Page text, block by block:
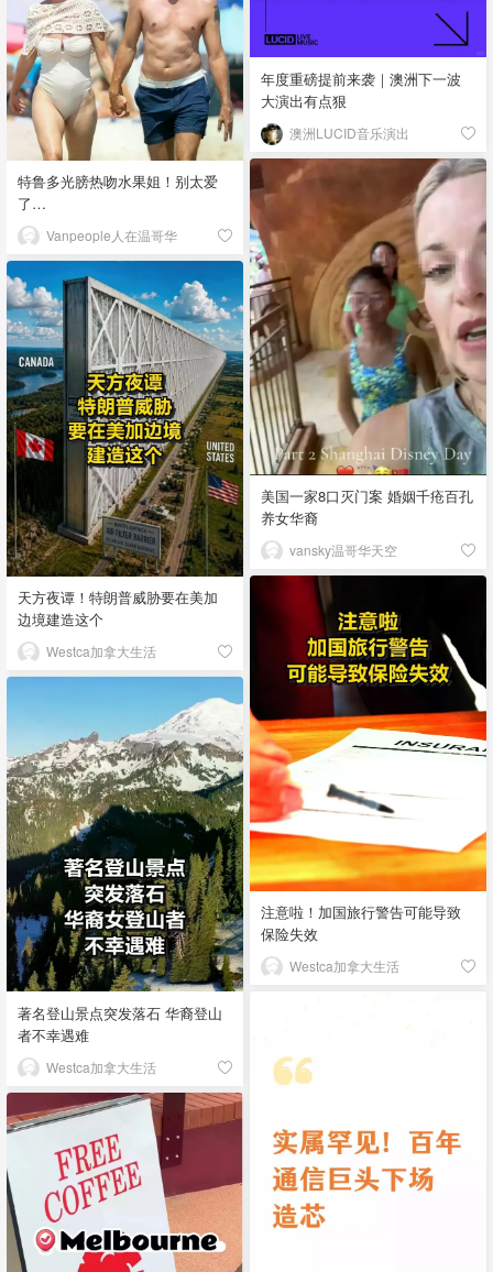
年度重磅提前来袭｜澳洲下一波
大演出有点狠
澳洲LUCID音乐演出
特鲁多光膀热吻水果姐！别太爱
了…
Vanpeople人在温哥华
美国一家8口灭门案 婚姻千疮百孔
养女华裔
vansky温哥华天空
天方夜谭！特朗普威胁要在美加
边境建造这个
Westca加拿大生活
注意啦！加国旅行警告可能导致
保险失效
Westca加拿大生活
著名登山景点突发落石 华裔登山
者不幸遇难
Westca加拿大生活